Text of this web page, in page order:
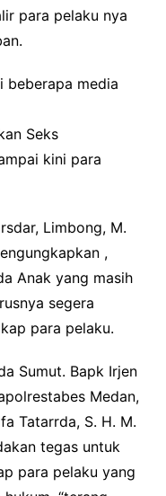
para pelaku nya
beberapa media
Seks
kini para
Limbong, M.
,
Anak yang masih
segera
para pelaku.
Sumut. Bapk Irjen
Medan,
Tatarrda, S. H. M.
tegas untuk
para pelaku yang